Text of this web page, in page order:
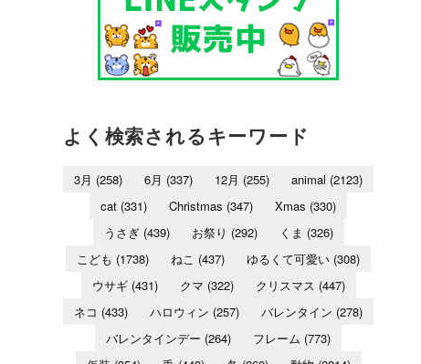
よく検索されるキーワード
3月 (258) 6月 (337) 12月 (255) animal (2123)
cat (331) Christmas (347) Xmas (330)
うさぎ(439) お祭り (292) くま (326)
こども (1738) ねこ (437) ゆるくて可愛い (308)
ウサギ(431) クマ (322) クリスマス (447)
ネコ (433) ハロウィン (257) バレンタイン (278)
バレンタインデー (264) フレーム (773)